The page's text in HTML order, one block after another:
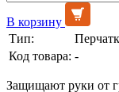
В корзину
Тип:
Код товара: -
Защищают руки от